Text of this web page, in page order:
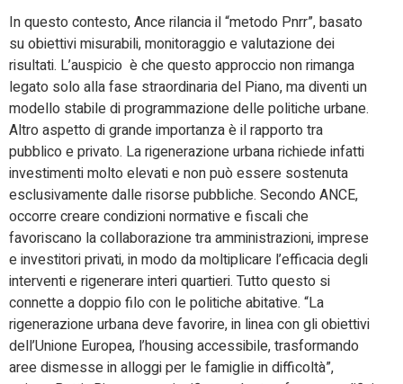
In questo contesto, Ance rilancia il “metodo Pnrr”, basato
su obiettivi misurabili, monitoraggio e valutazione dei
risultati. L’auspicio è che questo approccio non rimanga
legato solo alla fase straordinaria del Piano, ma diventi un
modello stabile di programmazione delle politiche urbane.
Altro aspetto di grande importanza è il rapporto tra
pubblico e privato. La rigenerazione urbana richiede infatti
investimenti molto elevati e non può essere sostenuta
esclusivamente dalle risorse pubbliche. Secondo ANCE,
occorre creare condizioni normative e fiscali che
favoriscano la collaborazione tra amministrazioni, imprese
e investitori privati, in modo da moltiplicare l’efficacia degli
interventi e rigenerare interi quartieri. Tutto questo si
connette a doppio filo con le politiche abitative. “La
rigenerazione urbana deve favorire, in linea con gli obiettivi
dell’Unione Europea, l’housing accessibile, trasformando
aree dismesse in alloggi per le famiglie in difficoltà”,